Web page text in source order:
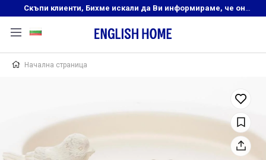
Скъпи клиенти, Бихме искали да Ви информираме, че онлайн магазинът на English Home преустановява своята дейност. Прекрасният ни и усмихнат екип ,Ви очаква в нашите физически магазини, където ще откриете любимите си продукти! Благодарим Ви, че сте част от семейството на Еnglish Home!
Начална страница